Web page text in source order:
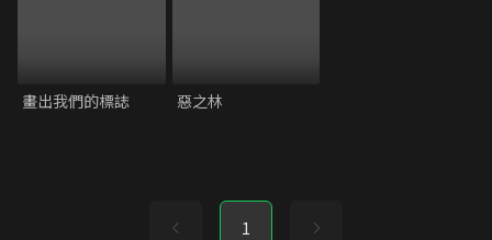
畫出我們的標誌 惡之林
1